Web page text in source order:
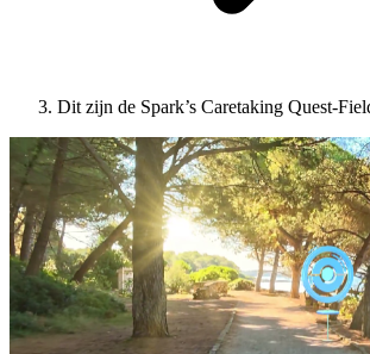
Dit zijn de Spark’s Caretaking Quest-